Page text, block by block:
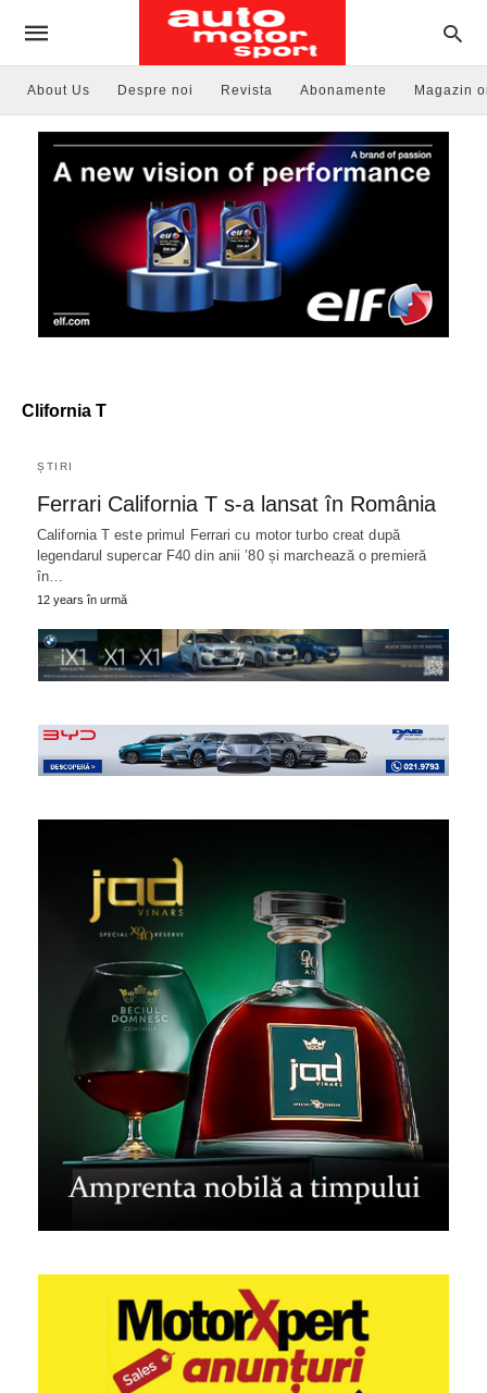
About Us Despre noi Revista Abonamente Magazin
Clifornia T
ȘTIRI
Ferrari California T s-a lansat în România
California T este primul Ferrari cu motor turbo creat după
legendarul supercar F40 din anii ’80 și marchează o premieră
în…
12 years în urmă